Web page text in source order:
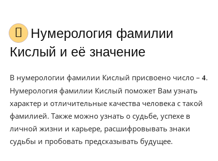
Нумерология фамилии
Кислый и её значение
В нумерологии фамилии Кислый присвоено число – 4.
Нумерология фамилии Кислый поможет Вам узнать
характер и отличительные качества человека с такой
фамилией. Также можно узнать о судьбе, успехе в
личной жизни и карьере, расшифровывать знаки
судьбы и пробовать предсказывать будущее.